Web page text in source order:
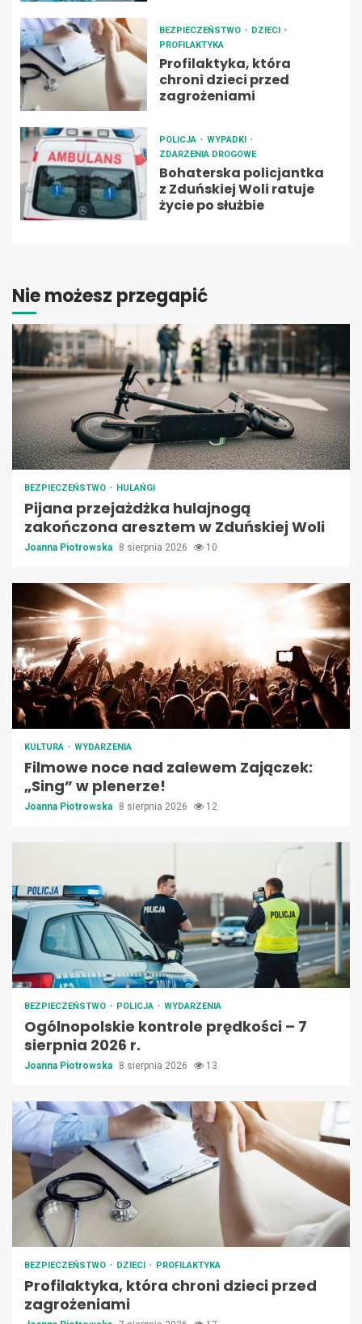
BEZPIECZEŃSTWO
DZIECI
PROFILAKTYKA
Profilaktyka, która
chroni dzieci przed
zagrożeniami
POLICJA
WYPADKI
ZDARZENIA DROGOWE
Bohaterska policjantka
z Zduńskiej Woli ratuje
życie po służbie
Nie możesz przegapić
BEZPIECZEŃSTWO HULAŃGI
Pijana przejażdżka hulajnogą
zakończona aresztem w Zduńskiej Woli
Joanna Piotrowska 8 sierpnia 2026 10
KULTURA WYDARZENIA
Filmowe noce nad zalewem Zajączek:
„Sing” w plenerze!
Joanna Piotrowska 8 sierpnia 2026 12
BEZPIECZEŃSTWO POLICJA WYDARZENIA
Ogólnopolskie kontrole prędkości – 7
sierpnia 2026 r.
Joanna Piotrowska 8 sierpnia 2026 13
BEZPIECZEŃSTWO DZIECI PROFILAKTYKA
Profilaktyka, która chroni dzieci przed
zagrożeniami